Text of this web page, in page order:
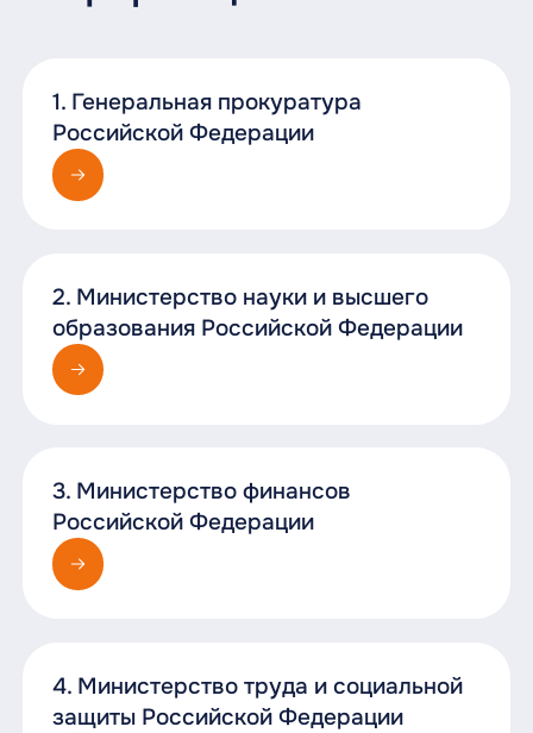
1. Генеральная прокуратура
Российской Федерации
2. Министерство науки и высшего
образования Российской Федерации
3. Министерство финансов
Российской Федерации
4. Министерство труда и социальной
защиты Российской Федерации